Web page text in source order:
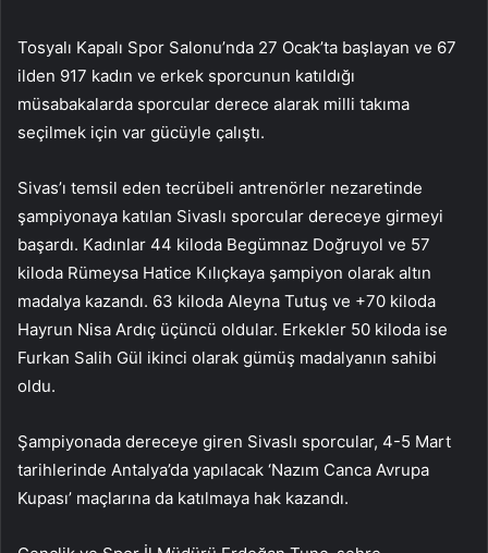
Tosyalı Kapalı Spor Salonu’nda 27 Ocak’ta başlayan ve 67
ilden 917 kadın ve erkek sporcunun katıldığı
müsabakalarda sporcular derece alarak milli takıma
seçilmek için var gücüyle çalıştı.
Sivas’ı temsil eden tecrübeli antrenörler nezaretinde
şampiyonaya katılan Sivaslı sporcular dereceye girmeyi
başardı. Kadınlar 44 kiloda Begümnaz Doğruyol ve 57
kiloda Rümeysa Hatice Kılıçkaya şampiyon olarak altın
madalya kazandı. 63 kiloda Aleyna Tutuş ve +70 kiloda
Hayrun Nisa Ardıç üçüncü oldular. Erkekler 50 kiloda ise
Furkan Salih Gül ikinci olarak gümüş madalyanın sahibi
oldu.
Şampiyonada dereceye giren Sivaslı sporcular, 4-5 Mart
tarihlerinde Antalya’da yapılacak ‘Nazım Canca Avrupa
Kupası’ maçlarına da katılmaya hak kazandı.